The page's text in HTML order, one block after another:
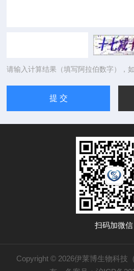
请输入计算结果（填写阿拉伯数字），
扫码加微信
Copyright © 2026伊莱博生物科技